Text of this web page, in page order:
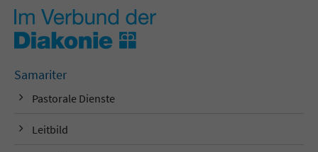
Samariter
Pastorale Dienste
Leitbild